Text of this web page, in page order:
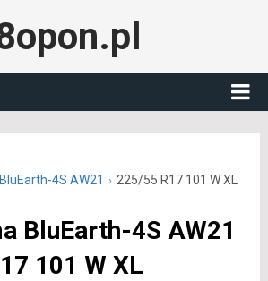
4S AW21 225/55 R17 101 W XL
BluEarth-4S AW21
101 W XL